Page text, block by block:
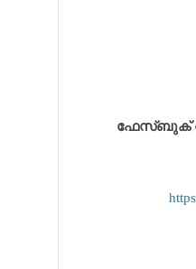
ഫേസ്ബുക്